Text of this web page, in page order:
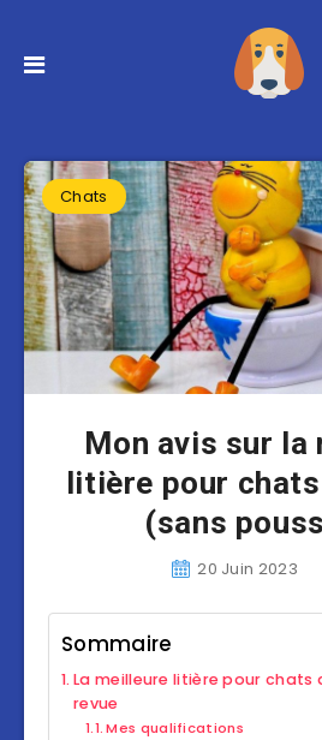
Chats
Mon avis sur la
litière pour
(sans
20 Juin 2023
Sommaire
La meilleure litière pour chats
revue
Mes qualifications